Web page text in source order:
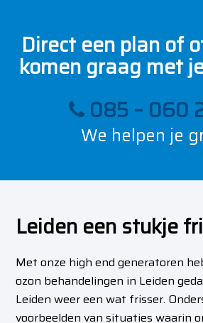
Direct een plan of
komen graag met
085 – 060
We helpen je
Leiden een stukje
Met onze high end generatoren
ozon behandelingen in Leiden
Leiden weer een wat frisser.
voorbeelden van situaties waarin